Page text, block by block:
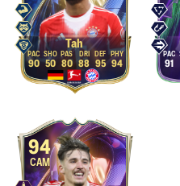
Tah
90 50 80 88 95 94 91
94
CAM